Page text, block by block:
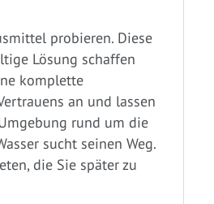
probieren. Diese
Lösung schaffen
komplette
an und lassen
rund um die
sucht seinen Weg.
die Sie später zu